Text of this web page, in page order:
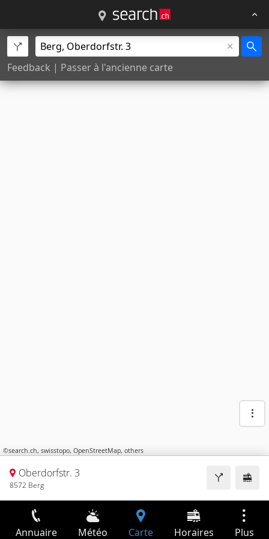
Feedback | Passer à l'ancienne carte
©search.ch, swisstopo, OpenStreetMap, others
Oberdorfstr. 3
8572 Berg
Annuaire Météo Carte Horaires Plus